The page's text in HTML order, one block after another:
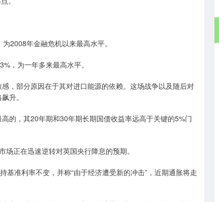
年金融危机以来最高水平。
，为一年多来最高水平。
部分原因在于其对进口能源的依赖。这场战争以及随后对
升。
，其20年期和30年期长期国债收益率远高于关键的5%门
正在迅速逆转对英国央行降息的预期。
准利率不变，并称“由于经济遭受新的冲击”，近期通胀将走